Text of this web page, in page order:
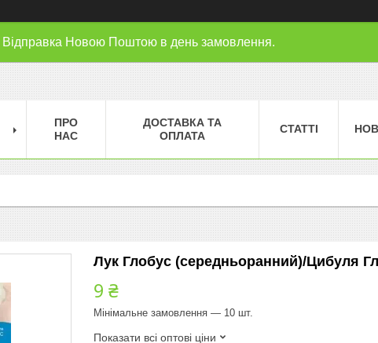
Відправка Новою Поштою в день замовлення.
ПРО
НАС
ДОСТАВКА ТА
ОПЛАТА
СТАТТІ
Лук Глобус (середньоранний)/Цибуля
9 ₴
Мінімальне замовлення — 10 шт.
Показати всі оптові ціни